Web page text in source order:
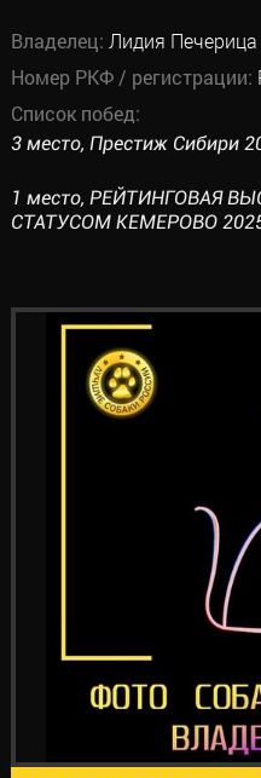
Владелец: Лидия Печерица
Номер РКФ / регистрации:
Список побед:
3 место, Престиж Сибири
1 место, РЕЙТИНГОВАЯ
СТАТУСОМ КЕМЕРОВО